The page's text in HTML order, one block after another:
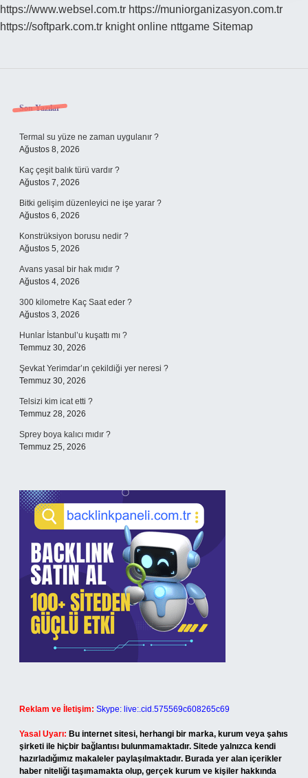
https://www.websel.com.tr https://muniorganizasyon.com.tr
https://softpark.com.tr knight online nttgame Sitemap
Sidebar
Son Yazılar
Termal su yüze ne zaman uygulanır ?
Ağustos 8, 2026
Kaç çeşit balık türü vardır ?
Ağustos 7, 2026
Bitki gelişim düzenleyici ne işe yarar ?
Ağustos 6, 2026
Konstrüksiyon borusu nedir ?
Ağustos 5, 2026
Avans yasal bir hak mıdır ?
Ağustos 4, 2026
300 kilometre Kaç Saat eder ?
Ağustos 3, 2026
Hunlar İstanbul’u kuşattı mı ?
Temmuz 30, 2026
Şevkat Yerimdar’ın çekildiği yer neresi ?
Temmuz 30, 2026
Telsizi kim icat etti ?
Temmuz 28, 2026
Sprey boya kalıcı mıdır ?
Temmuz 25, 2026
Reklam ve İletişim: Skype: live:.cid.575569c608265c69
Yasal Uyarı: Bu internet sitesi, herhangi bir marka, kurum veya şahıs
şirketi ile hiçbir bağlantısı bulunmamaktadır. Sitede yalnızca kendi
hazırladığımız makaleler paylaşılmaktadır. Burada yer alan içerikler
haber niteliği taşımamakta olup, gerçek kurum ve kişiler hakkında